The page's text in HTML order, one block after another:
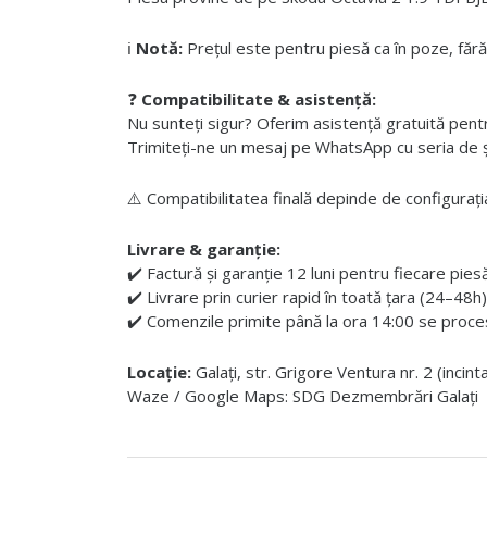
ℹ️ Notă: Prețul este pentru piesă ca în poze,
❓ Compatibilitate & asistență:
Nu sunteți sigur? Oferim asistență gratuită
Trimiteți-ne un mesaj pe WhatsApp cu seria de
⚠️ Compatibilitatea finală depinde de
Livrare & garanție:
✔️ Factură și garanție 12 luni pentru fiecare
✔️ Livrare prin curier rapid în toată țara (24–48h)
✔️ Comenzile primite până la ora 14:00 se
Locație: Galați, str. Grigore Ventura nr. 2
Waze / Google Maps: SDG Dezmembrări Galați